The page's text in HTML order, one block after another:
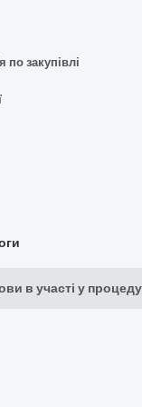
по закупівлі
в участі у